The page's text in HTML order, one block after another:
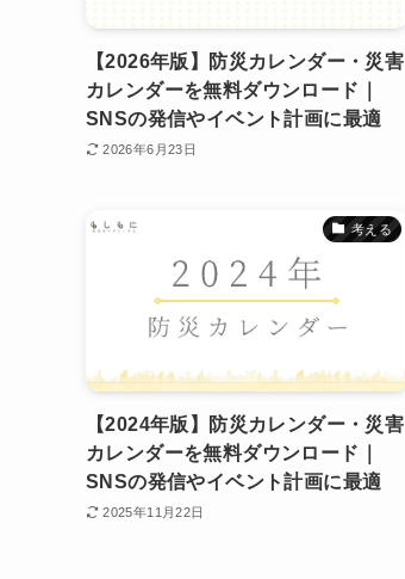
【2026年版】防災カレンダー・災害
カレンダーを無料ダウンロード｜
SNSの発信やイベント計画に最適
2026年6月23日
考える
【2024年版】防災カレンダー・災害
カレンダーを無料ダウンロード｜
SNSの発信やイベント計画に最適
2025年11月22日